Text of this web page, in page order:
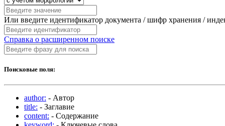
Или введите идентификатор документа / шифр хранения /
Справка о расширенном поиске
Поисковые поля:
author: - Автор
title: - Заглавие
content: - Содержание